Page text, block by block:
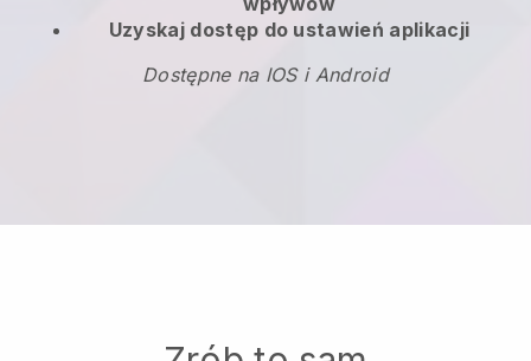
Uzyskaj dostęp do ustawień aplikacji
Dostępne na IOS i Android